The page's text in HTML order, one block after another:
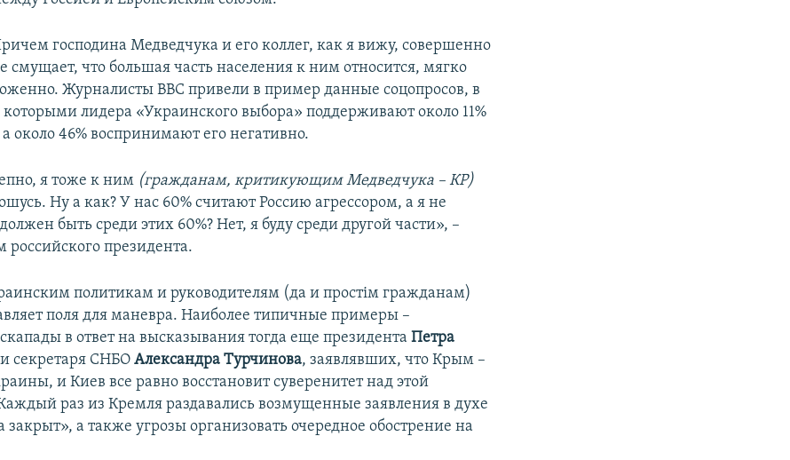
господина Медведчука и его коллег, как я вижу, совершенно
смущает, что большая часть населения к ним относится, мягко
Журналисты BBC привели в пример данные соцопросов, в
которыми лидера «Украинского выбора» поддерживают около 11%
около 46% воспринимают его негативно.
я тоже к ним (гражданам, критикующим Медведчука – КР)
Ну а как? У нас 60% считают Россию агрессором, а я не
быть среди этих 60%? Нет, я буду среди другой части», –
российского президента.
политикам и руководителям (да и простім гражданам)
поля для маневра. Наиболее типичные примеры –
в ответ на высказывания тогда еще президентаПетра
секретаря СНБОАлександра Турчинова, заявлявших, что Крым –
и Киев все равно восстановит суверенитет над этой
раз из Кремля раздавались возмущенные заявления в духе
а также угрозы организовать очередное обострение на